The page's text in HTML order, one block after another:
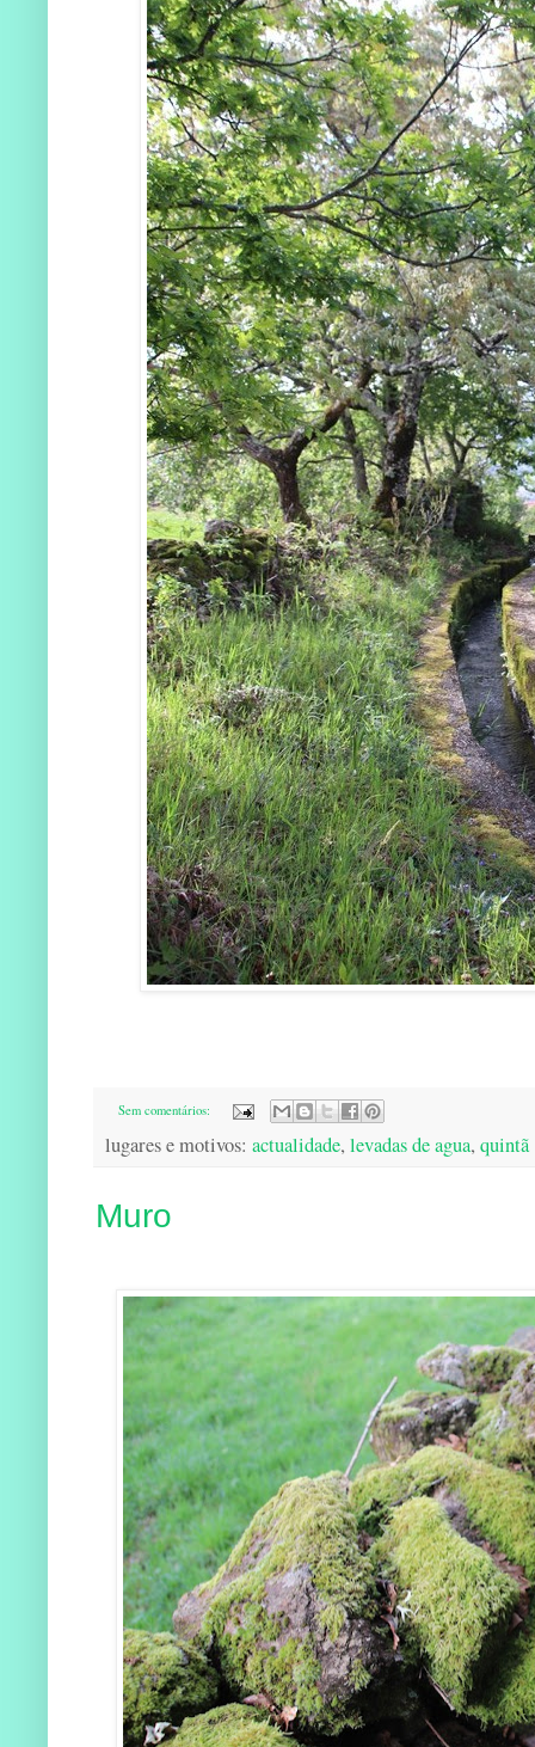
Sem comentários:
lugares e motivos: actualidade, levadas de agua, quintã
Muro